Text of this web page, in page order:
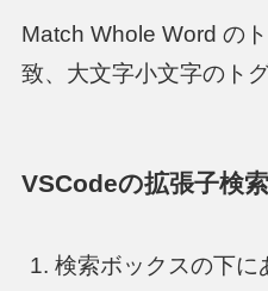
Match Whole Word の
致、大文字小文字のト
VSCodeの拡張子検索
検索ボックスの下